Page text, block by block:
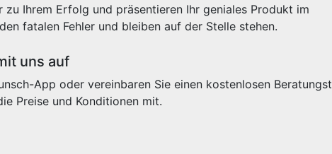
zu Ihrem Erfolg und präsentieren Ihr geniales Produkt im
fatalen Fehler und bleiben auf der Stelle stehen.
uns auf
App oder vereinbaren Sie einen kostenlosen
Preise und Konditionen mit.